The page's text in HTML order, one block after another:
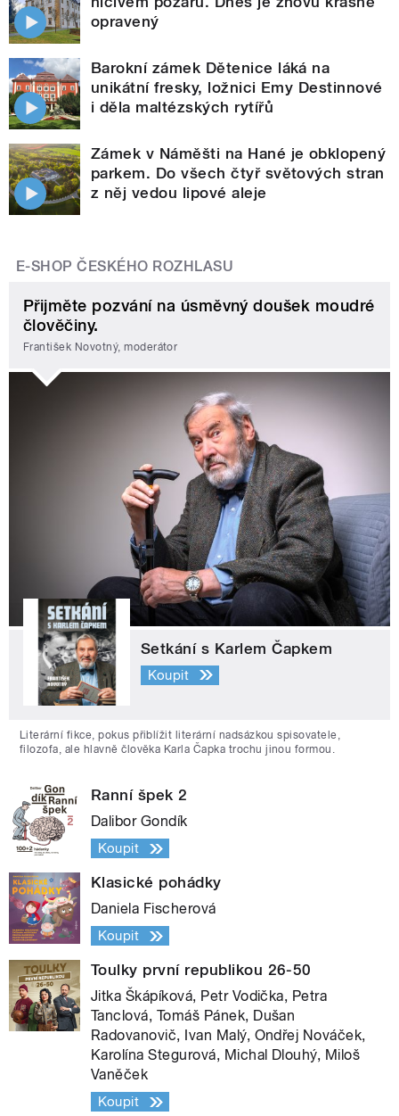
opravený
Barokní zámek Dětenice láká na
unikátní fresky, ložnici Emy Destinnové
i děla maltézských rytířů
Zámek v Náměšti na Hané je obklopený
parkem. Do všech čtyř světových stran
z něj vedou lipové aleje
E-SHOP ČESKÉHO ROZHLASU
Přijměte pozvání na úsměvný doušek moudré
člověčiny.
František Novotný, moderátor
Setkání s Karlem Čapkem
Koupit
Literární fikce, pokus přiblížit literární nadsázkou spisovatele,
filozofa, ale hlavně člověka Karla Čapka trochu jinou formou.
Ranní špek 2
Dalibor Gondík
Koupit
Klasické pohádky
Daniela Fischerová
Koupit
Toulky první republikou 26-50
Jitka Škápíková, Petr Vodička, Petra
Tanclová, Tomáš Pánek, Dušan
Radovanovič, Ivan Malý, Ondřej Nováček,
Karolína Stegurová, Michal Dlouhý, Miloš
Vaněček
Koupit